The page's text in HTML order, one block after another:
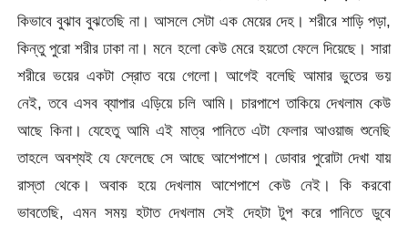
কিভাবে বুঝাব বুঝতেছি না। আসলে সেটা এক মেয়ের দেহ। শরীরে শাড়ি পড়া,
কিন্তু পুরো শরীর ঢাকা না। মনে হলো কেউ মেরে হয়তো ফেলে দিয়েছে। সারা
শরীরে ভয়ের একটা স্রোত বয়ে গেলো। আগেই বলেছি আমার ভুতের ভয়
নেই, তবে এসব ব্যাপার এড়িয়ে চলি আমি। চারপাশে তাকিয়ে দেখলাম কেউ
আছে কিনা। যেহেতু আমি এই মাত্র পানিতে এটা ফেলার আওয়াজ শুনেছি
তাহলে অবশ্যই যে ফেলেছে সে আছে আশেপাশে। ডোবার পুরোটা দেখা যায়
রাস্তা থেকে। অবাক হয়ে দেখলাম আশেপাশে কেউ নেই। কি করবো
ভাবতেছি, এমন সময় হটাত দেখলাম সেই দেহটা টুপ করে পানিতে ডুবে